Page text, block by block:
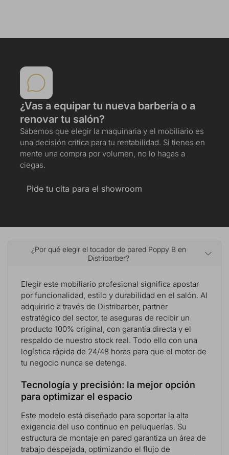
¿Vas a equipar tu nueva barbería o a
renovar tu salón?
Sabemos que elegir la maquinaria y el mobiliario es
una decisión crítica para tu rentabilidad. Si tienes en
mente una compra por volumen, no lo hagas a
ciegas.
Pide tu cita para el showroom
¿Por qué elegir el tocador de pared Poppy B en
Distribarber?
Elegir este mobiliario profesional significa apostar
por funcionalidad, estilo y durabilidad en el salón. Al
adquirirlo a través de Distribarber, partner
estratégico del sector, te aseguras de recibir un
producto 100% original, con garantía directa y el
respaldo de nuestro stock real. Todo ello con una
logística rápida de 24/48 horas para que el motor de
tu negocio nunca se detenga.
Tecnología y precisión: la mejor opción
para optimizar el espacio
Este modelo está diseñado para soportar la alta
exigencia del uso continuo en peluquerías. Su
estructura de montaje en pared garantiza un área de
trabajo despejada, optimizando el flujo de